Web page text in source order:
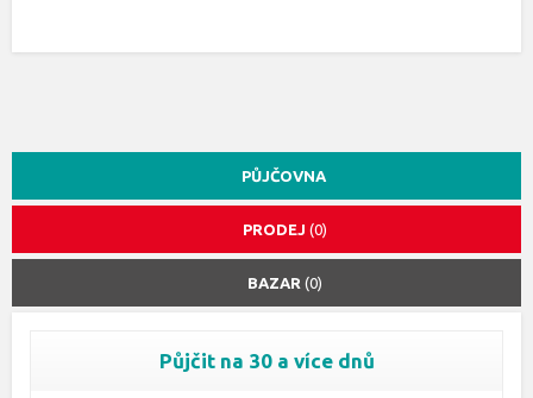
PŮJČOVNA
PRODEJ (0)
BAZAR (0)
Půjčit na 30 a více dnů